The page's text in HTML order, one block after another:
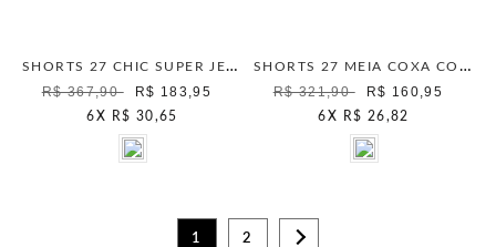
SHORTS 27 CHIC SUPER JEANS UNICA
R$ 367,90
R$ 183,95
6 X R$ 30,65
SHORTS 27 MEIA COXA COMFORT BLUE STONE
R$ 321,90
R$ 160,95
6 X R$ 26,82
1 2